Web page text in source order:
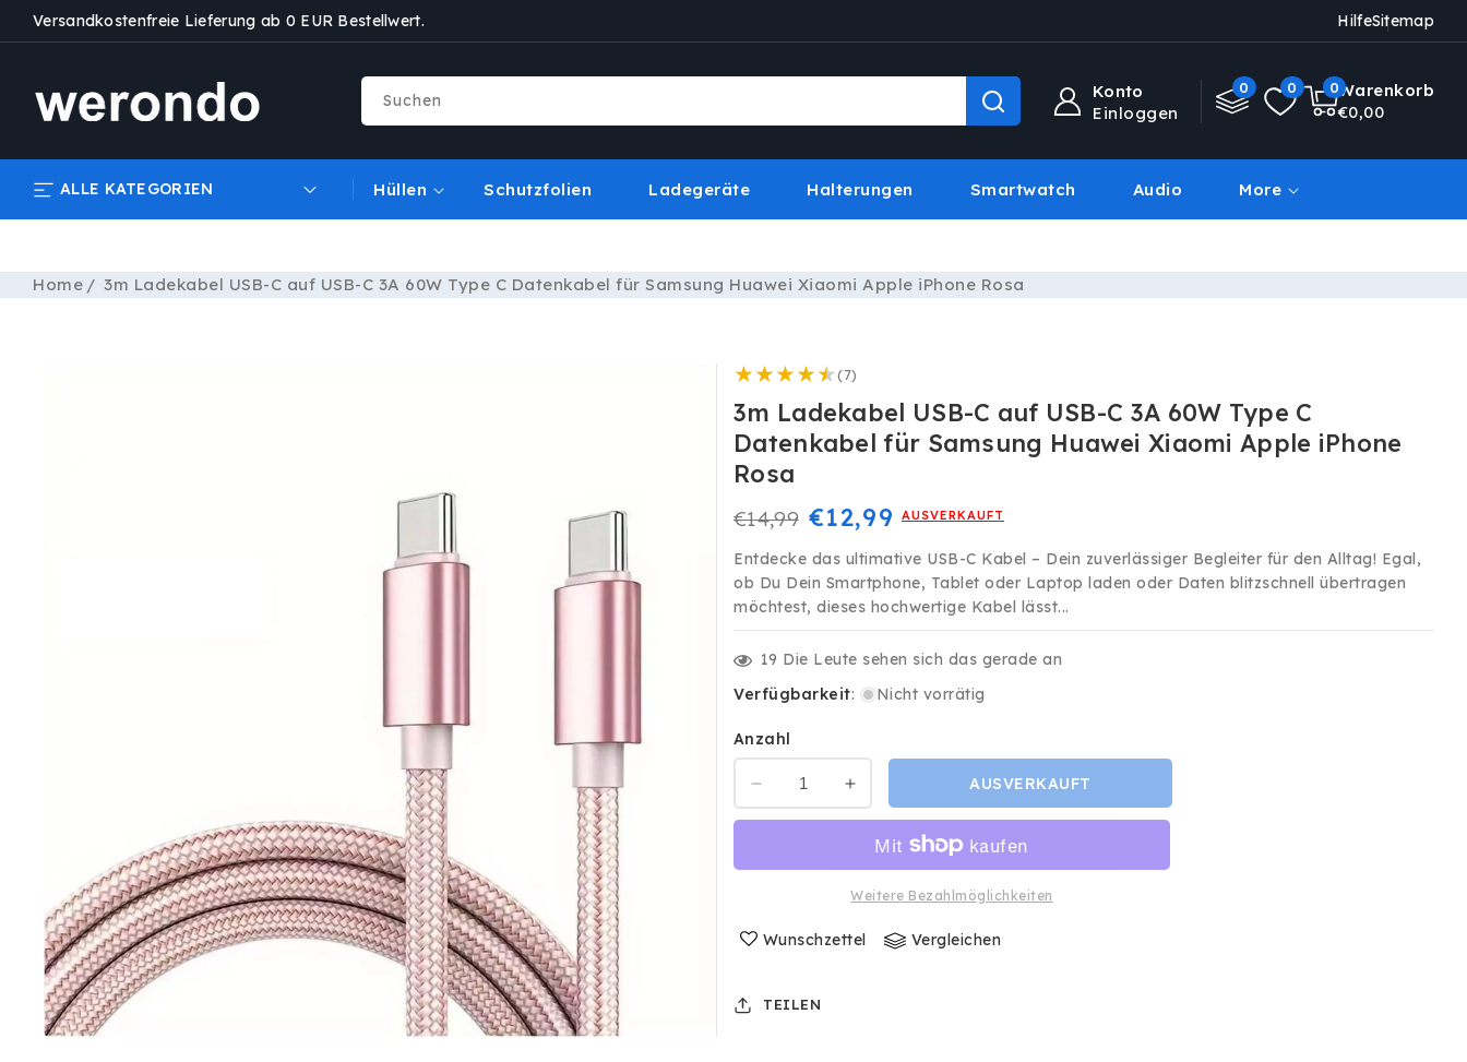
ZUM
INHALT
Versandkostenfreie Lieferung ab 0 EUR Bestellwert. HilfeSitemap
Suchen
Konto
Einloggen
0 0
Warenkorb
€0,00
0
Artikel
ALLE KATEGORIEN Hüllen Schutzfolien Ladegeräte Halterungen Smartwatch Audio More
Home
3m Ladekabel USB-C auf USB-C 3A 60W Type C Datenkabel für Samsung Huawei Xiaomi Apple iPhone Rosa
(7)
insgesamt
3m Ladekabel USB-C auf USB-C 3A 60W Type C
Datenkabel für Samsung Huawei Xiaomi Apple iPhone
Rosa
Normaler
Preis
€14,99 Verkaufspreis
€12,99 AUSVERKAUFT
Entdecke das ultimative USB-C Kabel – Dein zuverlässiger Begleiter für den Alltag! Egal,
ob Du Dein Smartphone, Tablet oder Laptop laden oder Daten blitzschnell übertragen
möchtest, dieses hochwertige Kabel lässt...
19 Die Leute sehen sich das gerade an
Verfügbarkeit: Nicht vorrätig
Anzahl
Verringere
die
USB-
USB-
Erhöhe
die
Menge
3m
Ladekabel
USB-
AUSVERKAUFT
Weitere Bezahlmöglichkeiten
Wunschzettel Vergleichen
TEILEN